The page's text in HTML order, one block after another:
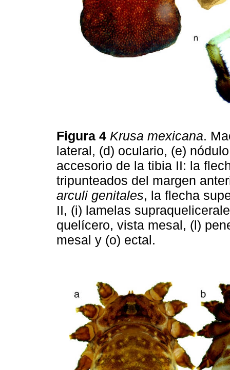
Figura 4 Krusa mexicana.
lateral, (d) oculario, (e)
accesorio de la tibia II: la
tripunteados del margen
arculi genitales, la flecha
II, (i) lamelas
quelícero, vista mesal, (l)
mesal y (o) ectal.